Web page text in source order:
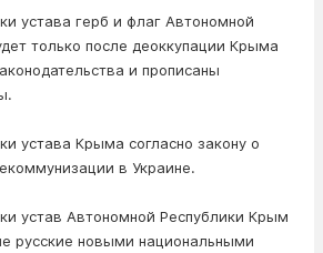
устава герб и флаг Автономной
только после деоккупации Крыма
и прописаны
устава Крыма согласно закону о
в Украине.
устав Автономной Республики Крым
русские новыми национальными